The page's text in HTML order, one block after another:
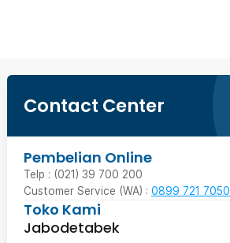
Contact Center
Pembelian Online
Telp : (021) 39 700 200
Customer Service (WA) : 0899 721 7050
Toko Kami
Jabodetabek